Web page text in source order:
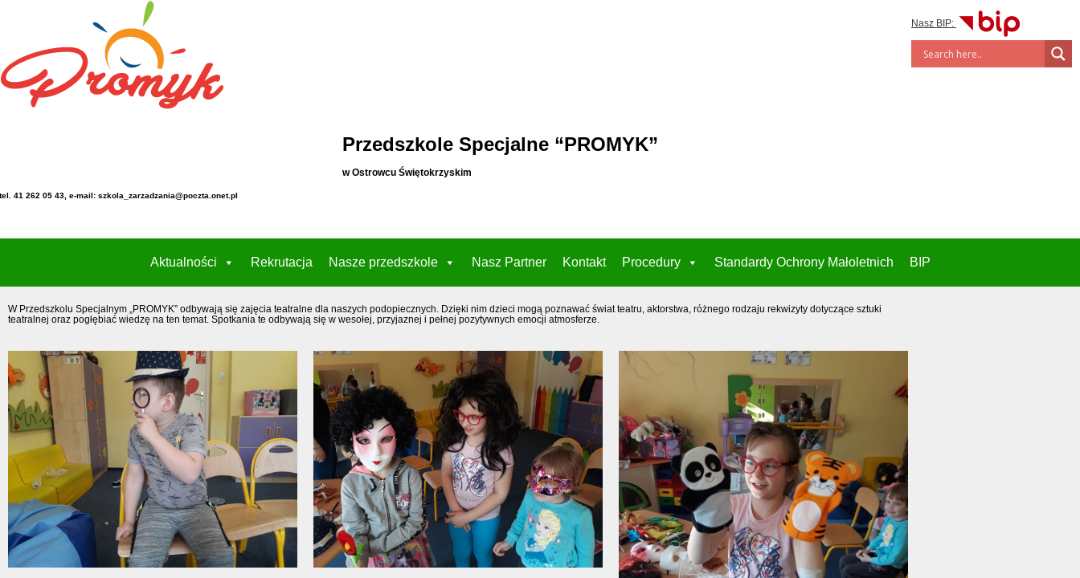
Przedszkole Specjalne “PROMYK”
w Ostrowcu Świętokrzyskim
41 262 05 43, e-mail: szkola_zarzadzania@poczta.onet.pl
Nasz BIP:
Aktualności Rekrutacja Nasze przedszkole Nasz Partner Kontakt Procedury Standardy Ochrony Małoletnich BIP
W Przedszkolu Specjalnym „PROMYK” odbywają się zajęcia teatralne dla naszych podopiecznych. Dzięki nim dzieci mogą poznawać świat teatru, aktorstwa, różnego rodzaju rekwizyty dotyczące sztuki
teatralnej oraz pogłębiać wiedzę na ten temat. Spotkania te odbywają się w wesołej, przyjaznej i pełnej pozytywnych emocji atmosferze.